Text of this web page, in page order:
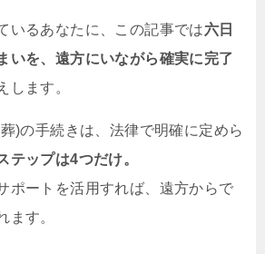
いるあなたに、この記事では六日
いを、遠方にいながら確実に完了
します。
)の手続きは、法律で明確に定めら
テップは4つだけ。
ポートを活用すれば、遠方からで
ます。